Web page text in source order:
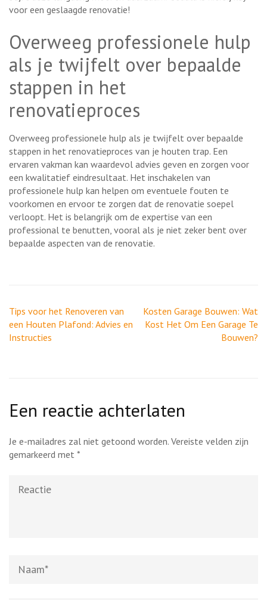
voor een geslaagde renovatie!
Overweeg professionele hulp
als je twijfelt over bepaalde
stappen in het
renovatieproces
Overweeg professionele hulp als je twijfelt over bepaalde
stappen in het renovatieproces van je houten trap. Een
ervaren vakman kan waardevol advies geven en zorgen voor
een kwalitatief eindresultaat. Het inschakelen van
professionele hulp kan helpen om eventuele fouten te
voorkomen en ervoor te zorgen dat de renovatie soepel
verloopt. Het is belangrijk om de expertise van een
professional te benutten, vooral als je niet zeker bent over
bepaalde aspecten van de renovatie.
Berichtnavigatie
Tips voor het Renoveren van
een Houten Plafond: Advies en
Instructies
Kosten Garage Bouwen: Wat
Kost Het Om Een Garage Te
Bouwen?
Een reactie achterlaten
Je e-mailadres zal niet getoond worden. Vereiste velden zijn
gemarkeerd met *